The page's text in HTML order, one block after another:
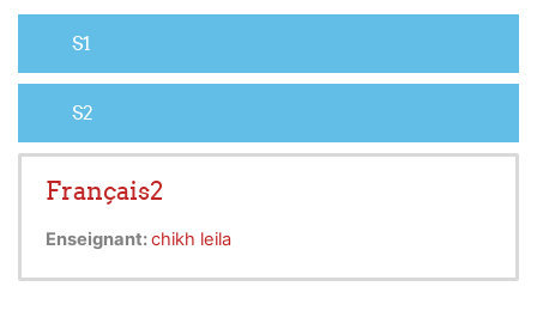
S1
S2
Français2
Enseignant:chikh leila